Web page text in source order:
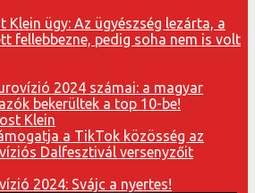
Klein ügy: Az ügyészség lezárta, a
fellebbezne, pedig soha nem is volt
2024 számai: a magyar
bekerültek a top 10-be!
a TikTok közösség az
Dalfesztivál versenyzőit
2024: Svájc a nyertes!